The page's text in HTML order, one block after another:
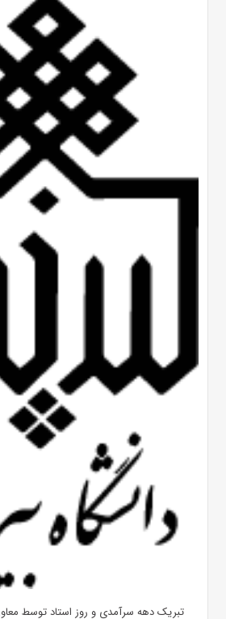
تبریک دهه سرآمدی و روز استاد توسط